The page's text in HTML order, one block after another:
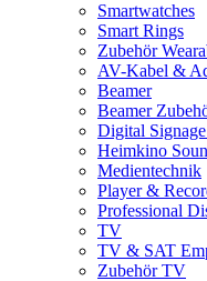
Smartwatches
Smart Rings
Zubehör
AV-Kabel &
Beamer
Beamer
Digital
Heimkino
Medientechnik
Player &
Professional
TV
TV & SAT
Zubehör TV